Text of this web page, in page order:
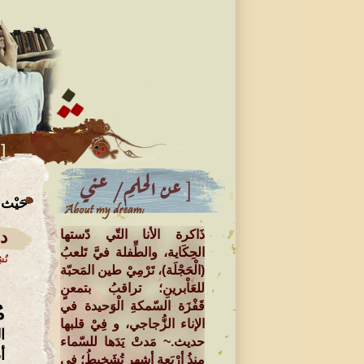
حَيْث
ذَاكرة الأنا التّي دّستها
الحِكَاية، والطِّفلة فيَّ تَلعبُ
(الْحَجْلَة)، تَرْمِيْ طين المَحبّة
للعَاْبرينِ؛ تراقبُ بتمعنٍ
قَفْزَة السّمكةِ الْوَحيدة في
الإناء الزُّجاجي، و فِيْ قلبها
حديث.~ مَدتْ يَدَها للسّماء
منذُ أرْبَعة أشهرٍ تُشَخبِطُ؛ في